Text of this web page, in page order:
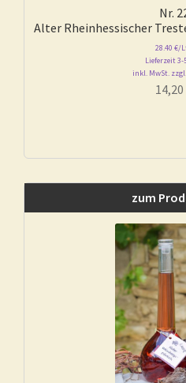
Nr.
Alter Rheinhessischer
28.40 €/
Lieferzeit 3-
inkl. MwSt.
14,20
zum